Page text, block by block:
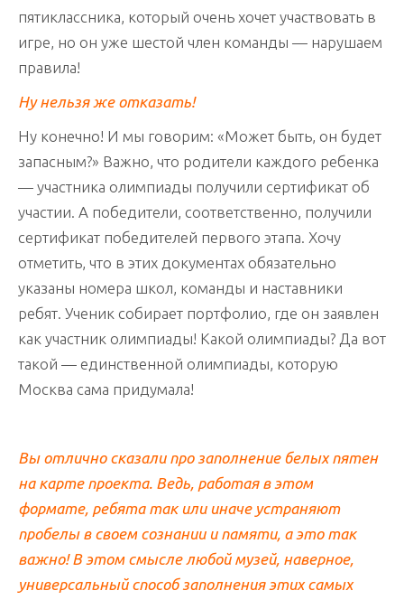
пятиклассника, который очень хочет участвовать в
игре, но он уже шестой член команды — нарушаем
правила!
Ну нельзя же отказать!
Ну конечно! И мы говорим: «Может быть, он будет
запасным?» Важно, что родители каждого ребенка
— участника олимпиады получили сертификат об
участии. А победители, соответственно, получили
сертификат победителей первого этапа. Хочу
отметить, что в этих документах обязательно
указаны номера школ, команды и наставники
ребят. Ученик собирает портфолио, где он заявлен
как участник олимпиады! Какой олимпиады? Да вот
такой — единственной олимпиады, которую
Москва сама придумала!
Вы отлично сказали про заполнение белых пятен
на карте проекта. Ведь, работая в этом
формате, ребята так или иначе устраняют
пробелы в своем сознании и памяти, а это так
важно! В этом смысле любой музей, наверное,
универсальный способ заполнения этих самых